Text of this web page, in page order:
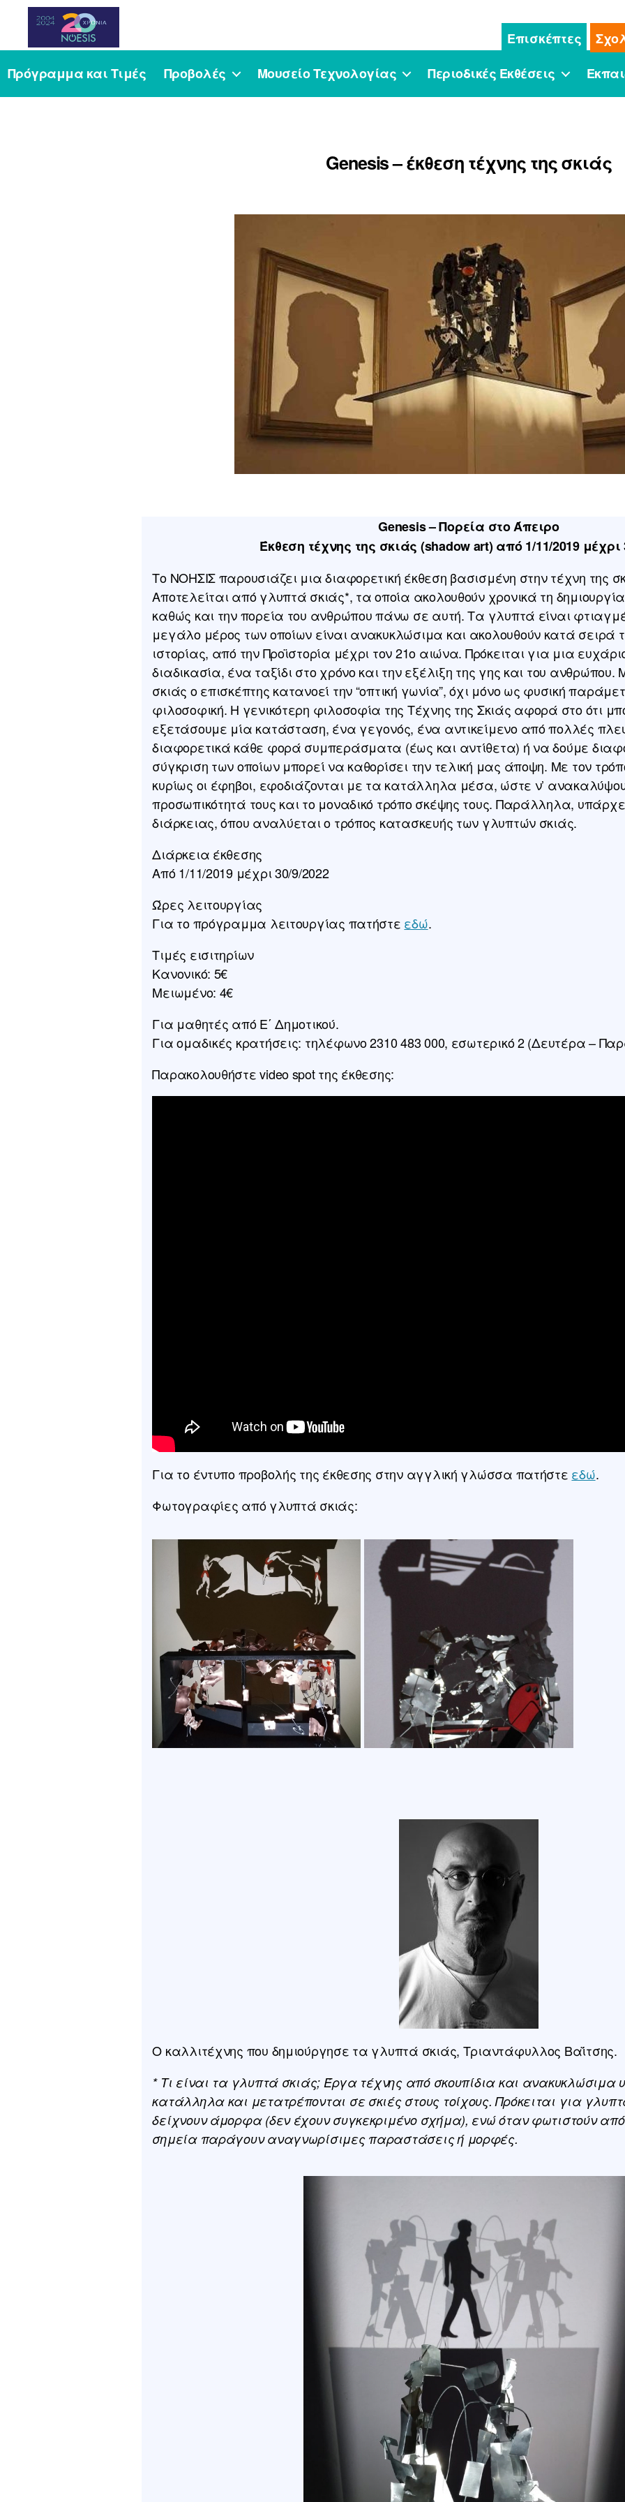
Noesis
Επισκέπτες
Πρόγραμμα και Τιμές
Προβολές Μουσείο Τεχνολογίας Περιοδικές Εκθέσεις
Genesis – έκθεση τέχνης της σκιάς
Genesis – Πορεία στο Άπειρο
Έκθεση τέχνης της σκιάς (shadow art) από 1/11/2019 μέχρι
Το ΝΟΗΣΙΣ παρουσιάζει μια διαφορετική έκθεση βασισμένη στην τέχνη της
Αποτελείται από γλυπτά σκιάς*, τα οποία ακολουθούν χρονικά τη
καθώς και την πορεία του ανθρώπου πάνω σε αυτή. Τα γλυπτά είναι
μεγάλο μέρος των οποίων είναι ανακυκλώσιμα και ακολουθούν κατά σειρά
ιστορίας, από την Προϊστορία μέχρι τον 21ο αιώνα. Πρόκειται για μια
διαδικασία, ένα ταξίδι στο χρόνο και την εξέλιξη της γης και του
σκιάς ο επισκέπτης κατανοεί την “οπτική γωνία”, όχι μόνο ως φυσική
φιλοσοφική. Η γενικότερη φιλοσοφία της Τέχνης της Σκιάς αφορά στο ότι
εξετάσουμε μία κατάσταση, ένα γεγονός, ένα αντικείμενο από πολλές
διαφορετικά κάθε φορά συμπεράσματα (έως και αντίθετα) ή να δούμε
σύγκριση των οποίων μπορεί να καθορίσει την τελική μας άποψη. Με τον
κυρίως οι έφηβοι, εφοδιάζονται με τα κατάλληλα μέσα, ώστε ν’
προσωπικότητά τους και το μοναδικό τρόπο σκέψης τους. Παράλληλα,
διάρκειας, όπου αναλύεται ο τρόπος κατασκευής των γλυπτών σκιάς.
Διάρκεια έκθεσης
Από 1/11/2019 μέχρι 30/9/2022
Ώρες λειτουργίας
Για το πρόγραμμα λειτουργίας πατήστε εδώ.
Τιμές εισιτηρίων
Κανονικό: 5€
Μειωμένο: 4€
Για μαθητές από Ε΄ Δημοτικού.
Για ομαδικές κρατήσεις: τηλέφωνο 2310 483 000, εσωτερικό 2 (Δευτέρα –
Παρακολουθήστε video spot της έκθεσης:
Για το έντυπο προβολής της έκθεσης στην αγγλική γλώσσα πατήστε εδώ.
Φωτογραφίες από γλυπτά σκιάς:
Ο καλλιτέχνης που δημιούργησε τα γλυπτά σκιάς, Τριαντάφυλλος Βαΐτσης.
* Τι είναι τα γλυπτά σκιάς; Έργα τέχνης από σκουπίδια και ανακυκλώσιμα
κατάλληλα και μετατρέπονται σε σκιές στους τοίχους. Πρόκειται για
δείχνουν άμορφα (δεν έχουν συγκεκριμένο σχήμα), ενώ όταν φωτιστούν
σημεία παράγουν αναγνωρίσιμες παραστάσεις ή μορφές.